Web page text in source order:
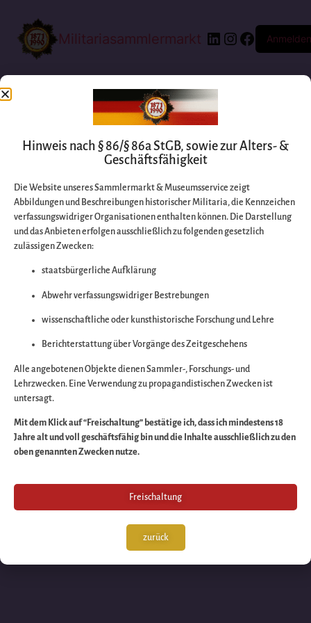
Militariasammlermarkt Anmelden
Entschuldigen Sie
bitte die
Wir arbeiten an
großartigen Sache
schauen Sie bald
wieder vorbei!
Hinweis nach § 86/§ 86a StGB, sowie zur Alters- &
Geschäftsfähigkeit
Die Website unseres Sammlermarkt & Museumsservice zeigt
Abbildungen und Beschreibungen historischer Militaria, die Kennzeichen
verfassungswidriger Organisationen enthalten können. Die Darstellung
und das Anbieten erfolgen ausschließlich zu folgenden gesetzlich
zulässigen Zwecken:
staatsbürgerliche Aufklärung
Abwehr verfassungswidriger Bestrebungen
wissenschaftliche oder kunsthistorische Forschung und Lehre
Berichterstattung über Vorgänge des Zeitgeschehens
Alle angebotenen Objekte dienen Sammler-, Forschungs- und
Lehrzwecken. Eine Verwendung zu propagandistischen Zwecken ist
untersagt.
Mit dem Klick auf “Freischaltung” bestätige ich, dass ich mindestens 18
Jahre alt und voll geschäftsfähig bin und die Inhalte ausschließlich zu den
oben genannten Zwecken nutze.
Freischaltung
zurück